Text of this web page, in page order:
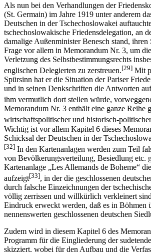
Als nun bei den Verhandlungen der
(St. Germain) im Jahre 1919 unter anderem
Deutschen in der Tschechoslowakei
tschechoslowakische Friedensdelegation, an
damalige Außenminister Benesch stand, ihren
Frage vor allem in Memorandum Nr. 3, um
Verletzung des Selbstbestimmungsrechts
englischen Delegierten zu zerstreuen.[29] Mit
Spürsinn hat er die Situation der Pariser
und in seinen Denkschriften die Antworten
ihm vermutlich dort stellen würde,
Memorandum Nr. 3 enthält eine ganze Reihe
wirtschaftspolitischer und historisch-
Wichtig ist vor allem Kapitel 6 dieses
Schicksal der Deutschen in der
[32] In den Kartenanlagen werden zum Teil
von Bevölkerungsverteilung, Besiedlung etc.
Kartenanlage „Les Allemands de Boheme“
aufzeigt[33], in der die geschlossenen
durch falsche Einzeichnungen der
völlig zerrissen und willkürlich verkleinert
Eindruck erweckt werden, daß es in Böhmen
nennenswerten geschlossenen deutschen
Zudem wird in diesem Kapitel 6 des
Programm für die Eingliederung der
skizziert, wobei für den Aufbau und die